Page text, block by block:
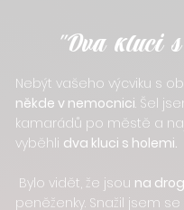
"Dva kluci
Nebýt vašeho výcviku s
někde v nemocnici. Šel
kamarádů po městě a
vyběhli dva kluci s holemi.
Bylo vidět, že jsou na
peněženky. Snažil jsem